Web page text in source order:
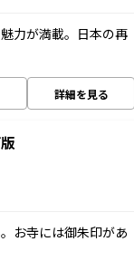
力が満載。日本の再
詳細を見る
お寺には御朱印があ